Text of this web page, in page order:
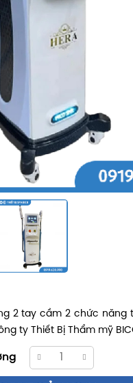
2 tay cầm 2 chức năng
ty Thiết Bị Thẩm mỹ